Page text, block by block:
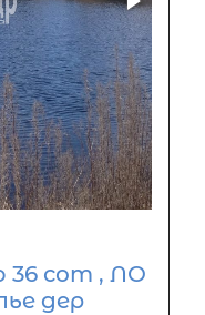
36 сот , ЛО
дер